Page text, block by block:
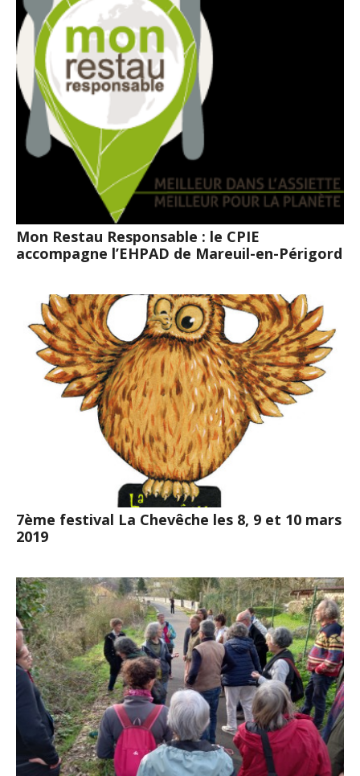
Mon Restau Responsable : le CPIE
accompagne l’EHPAD de Mareuil-en-Périgord
7ème festival La Chevêche les 8, 9 et 10 mars
2019